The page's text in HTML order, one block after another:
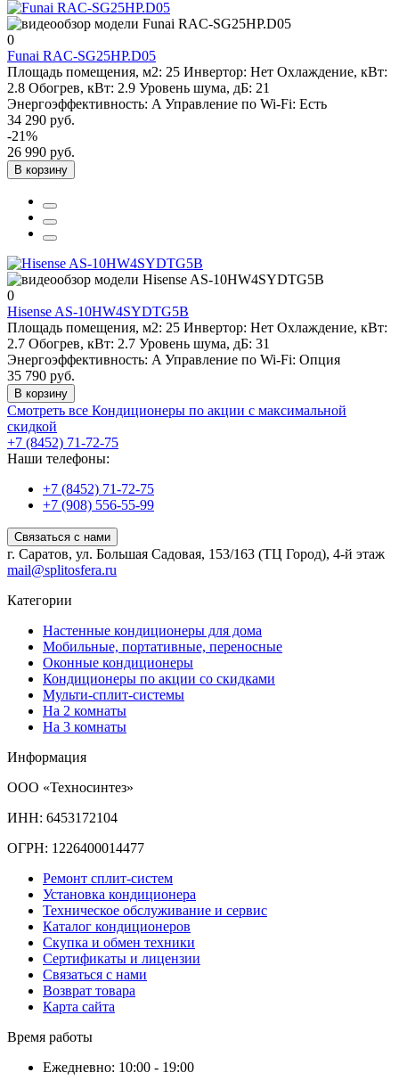
0
Funai RAC-SG25HP.D05
Площадь помещения, м2: 25 Инвертор: Нет Охлаждение, кВт:
2.8 Обогрев, кВт: 2.9 Уровень шума, дБ: 21
Энергоэффективность: A Управление по Wi-Fi: Есть
34 290 руб.
-21%
26 990 руб.
В корзину
0
Hisense AS-10HW4SYDTG5B
Площадь помещения, м2: 25 Инвертор: Нет Охлаждение, кВт:
2.7 Обогрев, кВт: 2.7 Уровень шума, дБ: 31
Энергоэффективность: A Управление по Wi-Fi: Опция
35 790 руб.
В корзину
Смотреть все Кондиционеры по акции с максимальной
скидкой
+7 (8452) 71-72-75
Наши телефоны:
+7 (8452) 71-72-75
+7 (908) 556-55-99
Связаться с нами
г. Саратов, ул. Большая Садовая, 153/163 (ТЦ Город), 4-й этаж
mail@splitosfera.ru
Категории
Настенные кондиционеры для дома
Мобильные, портативные, переносные
Оконные кондиционеры
Кондиционеры по акции со скидками
Мульти-сплит-системы
На 2 комнаты
На 3 комнаты
Информация
ООО «Техносинтез»
ИНН: 6453172104
ОГРН: 1226400014477
Ремонт сплит-систем
Установка кондиционера
Техническое обслуживание и сервис
Каталог кондиционеров
Скупка и обмен техники
Сертификаты и лицензии
Связаться с нами
Возврат товара
Карта сайта
Время работы
Ежедневно: 10:00 - 19:00